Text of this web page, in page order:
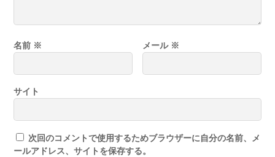
名前 ※ メール ※
サイト
次回のコメントで使用するためブラウザーに自分の名前、メ
ールアドレス、サイトを保存する。